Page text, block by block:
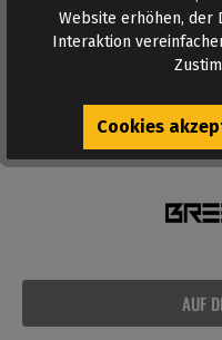
AUF
Bewertungen
Bewertungen lesen,
Website erhöhen, der
Interaktion
Cookies